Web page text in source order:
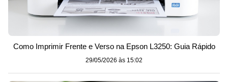
Como Imprimir Frente e Verso na Epson L3250: Guia Rápido
29/05/2026 às 15:02